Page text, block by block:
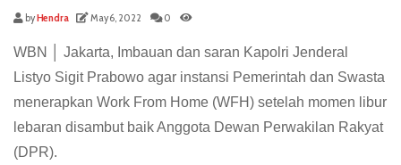
byHendra May 6, 2022 0
WBN │ Jakarta, Imbauan dan saran Kapolri Jenderal
Listyo Sigit Prabowo agar instansi Pemerintah dan Swasta
menerapkan Work From Home (WFH) setelah momen libur
lebaran disambut baik Anggota Dewan Perwakilan Rakyat
(DPR).